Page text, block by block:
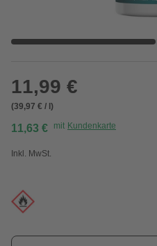
11,99 €
(39,97 € / l)
11,63 € mit Kundenkarte
Inkl. MwSt.